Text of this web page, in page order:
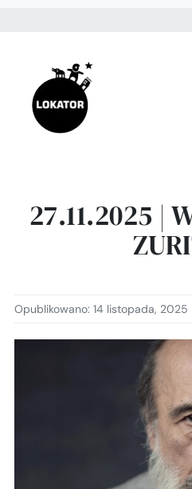
zawartości
27.11.2025 |
Opublikowano: 14 listopada, 2025